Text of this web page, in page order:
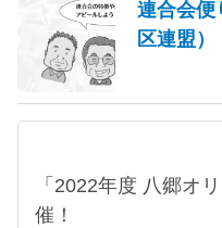
連合会
区連盟）
「2022年度 八郷オ
催！